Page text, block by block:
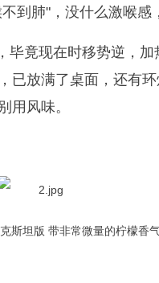
到肺"，没什么激喉感
竟现在时移势逆，
已放满了桌面，还有
用风味。
斯坦版 带非常微量的柠檬香